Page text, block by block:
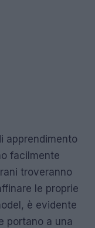
apprendimento
facilmente
troveranno
le proprie
è evidente
portano a una